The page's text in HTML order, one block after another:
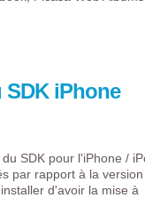
iPhone
SDK pour l'iPhone /
par rapport à la version
d'avoir la mise à